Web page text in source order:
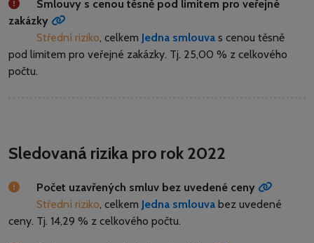
Smlouvy s cenou těsně pod limitem pro veřejné
zakázky
Střední riziko, celkem Jedna smlouva s cenou těsně
pod limitem pro veřejné zakázky. Tj. 25,00 % z celkového
počtu.
Sledovaná rizika pro rok 2022
Počet uzavřených smluv bez uvedené ceny
Střední riziko, celkem Jedna smlouva bez uvedené
ceny. Tj. 14,29 % z celkového počtu.